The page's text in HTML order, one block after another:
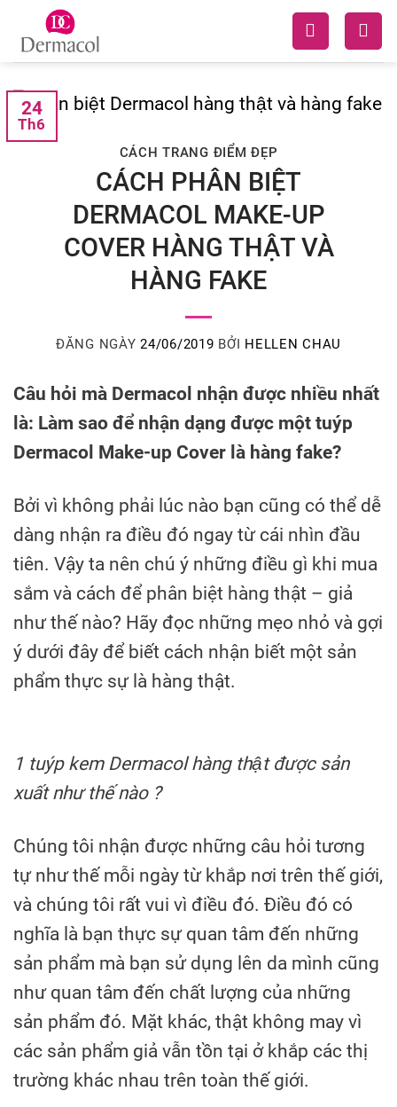
24
Th6
CÁCH TRANG ĐIỂM ĐẸP
CÁCH PHÂN BIỆT
DERMACOL MAKE-UP
COVER HÀNG THẬT VÀ
HÀNG FAKE
ĐĂNG NGÀY24/06/2019 BỞI HELLEN CHAU
Câu hỏi mà Dermacol nhận được nhiều nhất
là: Làm sao để nhận dạng được một tuýp
Dermacol Make-up Cover là hàng fake?
Bởi vì không phải lúc nào bạn cũng có thể dễ
dàng nhận ra điều đó ngay từ cái nhìn đầu
tiên. Vậy ta nên chú ý những điều gì khi mua
sắm và cách để phân biệt hàng thật – giả
như thế nào? Hãy đọc những mẹo nhỏ và gợi
ý dưới đây để biết cách nhận biết một sản
phẩm thực sự là hàng thật.
1 tuýp kem Dermacol hàng thật được sản
xuất như thế nào ?
Chúng tôi nhận được những câu hỏi tương
tự như thế mỗi ngày từ khắp nơi trên thế giới,
và chúng tôi rất vui vì điều đó. Điều đó có
nghĩa là bạn thực sự quan tâm đến những
sản phẩm mà bạn sử dụng lên da mình cũng
như quan tâm đến chất lượng của những
sản phẩm đó. Mặt khác, thật không may vì
các sản phẩm giả vẫn tồn tại ở khắp các thị
trường khác nhau trên toàn thế giới.